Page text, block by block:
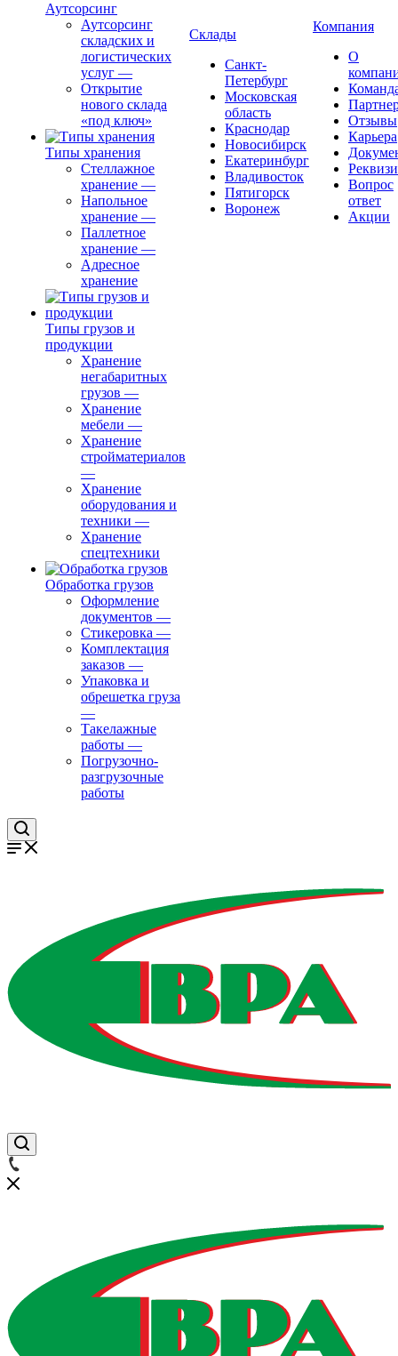
Аутсорсинг
Аутсорсинг
складских и
логистических
услуг —
Открытие
нового склада
«под ключ»
Типы хранения
Стеллажное
хранение —
Напольное
хранение —
Паллетное
хранение —
Адресное
хранение
Типы грузов и
продукции
Хранение
негабаритных
грузов —
Хранение
мебели —
Хранение
стройматериалов
—
Хранение
оборудования и
техники —
Хранение
спецтехники
Обработка грузов
Оформление
документов —
Стикеровка —
Комплектация
заказов —
Упаковка и
обрешетка груза
—
Такелажные
работы —
Погрузочно-
разгрузочные
работы
Склады
Санкт-
Петербург
Московская
область
Краснодар
Новосибирск
Екатеринбург
Владивосток
Пятигорск
Воронеж
Компания
О
Отзывы
Карьера
Вопрос
ответ
Акции